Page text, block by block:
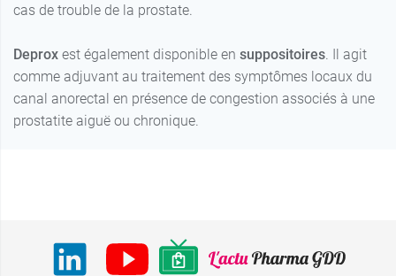
cas de trouble de la prostate.
Deprox est également disponible en suppositoires. Il agit
comme adjuvant au traitement des symptômes locaux du
canal anorectal en présence de congestion associés à une
prostatite aiguë ou chronique.